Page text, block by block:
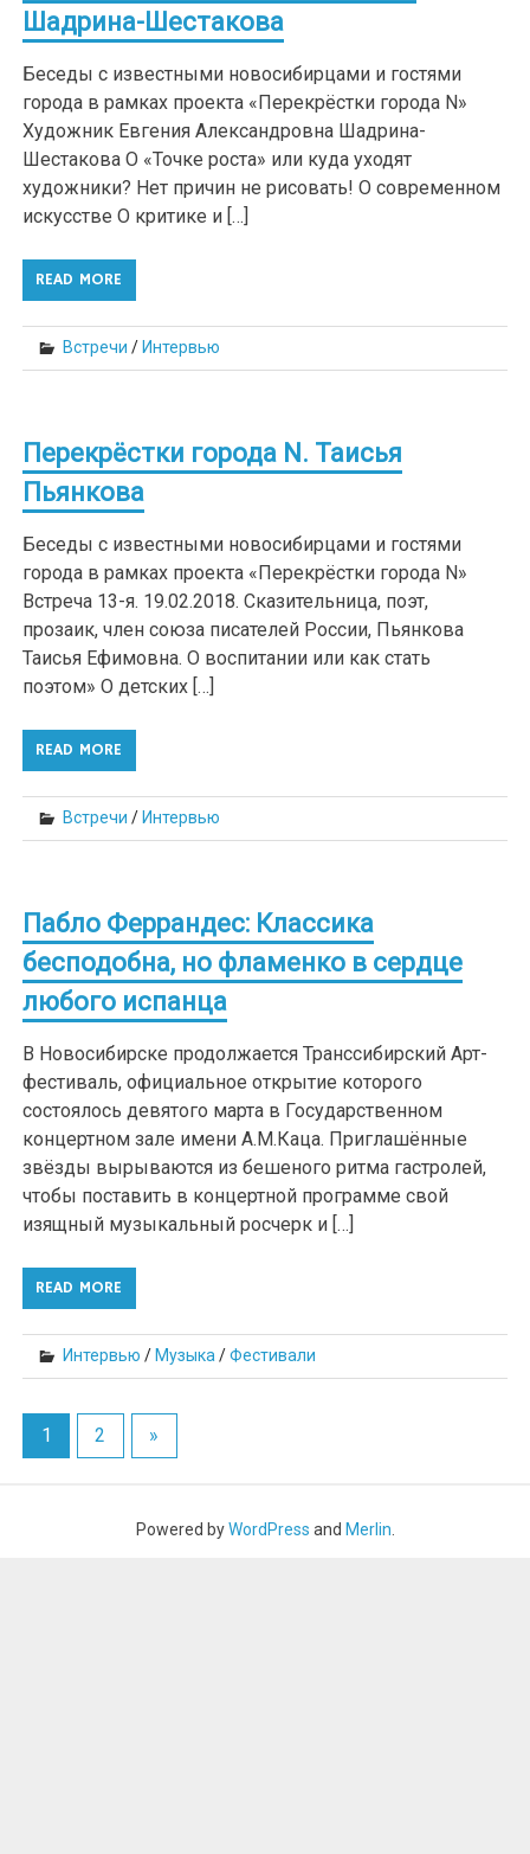
Шадрина-Шестакова
Беседы с известными новосибирцами и гостями
города в рамках проекта «Перекрёстки города N»
Художник Евгения Александровна Шадрина-
Шестакова О «Точке роста» или куда уходят
художники? Нет причин не рисовать! О современном
искусстве О критике и […]
READ MORE
Встречи / Интервью
Перекрёстки города N. Таисья
Пьянкова
Беседы с известными новосибирцами и гостями
города в рамках проекта «Перекрёстки города N»
Встреча 13-я. 19.02.2018. Сказительница, поэт,
прозаик, член союза писателей России, Пьянкова
Таисья Ефимовна. О воспитании или как стать
поэтом» О детских […]
READ MORE
Встречи / Интервью
Пабло Феррандес: Классика
бесподобна, но фламенко в сердце
любого испанца
В Новосибирске продолжается Транссибирский Арт-
фестиваль, официальное открытие которого
состоялось девятого марта в Государственном
концертном зале имени А.М.Каца. Приглашённые
звёзды вырываются из бешеного ритма гастролей,
чтобы поставить в концертной программе свой
изящный музыкальный росчерк и […]
READ MORE
Интервью / Музыка /Фестивали
1 2 »
Powered byWordPress and Merlin